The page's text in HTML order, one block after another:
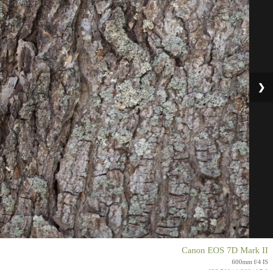
Canon EOS 7D Mark II
600mm f/4 IS
❯